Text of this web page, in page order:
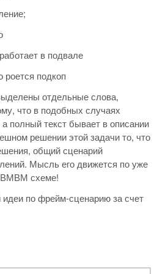
в подвале
роется подкоп
отдельные слова,
что в подобных случаях
полный текст бывает в описании
решении этой задачи то, что
общий сценарий
Мысль его движется по уже
схеме!
идеи по фрейм-сценарию за счет